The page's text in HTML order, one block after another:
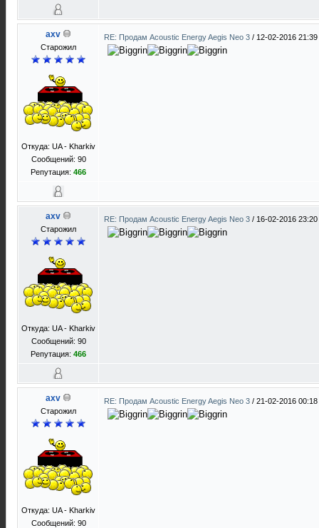
axv
Старожил
Откуда: UA - Kharkiv
Сообщений: 90
Репутация: 466
RE: Продам Acoustic Energy Aegis Neo 3 / 12-02-2016 21:39
axv
Старожил
Откуда: UA - Kharkiv
Сообщений: 90
Репутация: 466
RE: Продам Acoustic Energy Aegis Neo 3 / 16-02-2016 23:20
axv
Старожил
Откуда: UA - Kharkiv
Сообщений: 90
RE: Продам Acoustic Energy Aegis Neo 3 / 21-02-2016 00:18